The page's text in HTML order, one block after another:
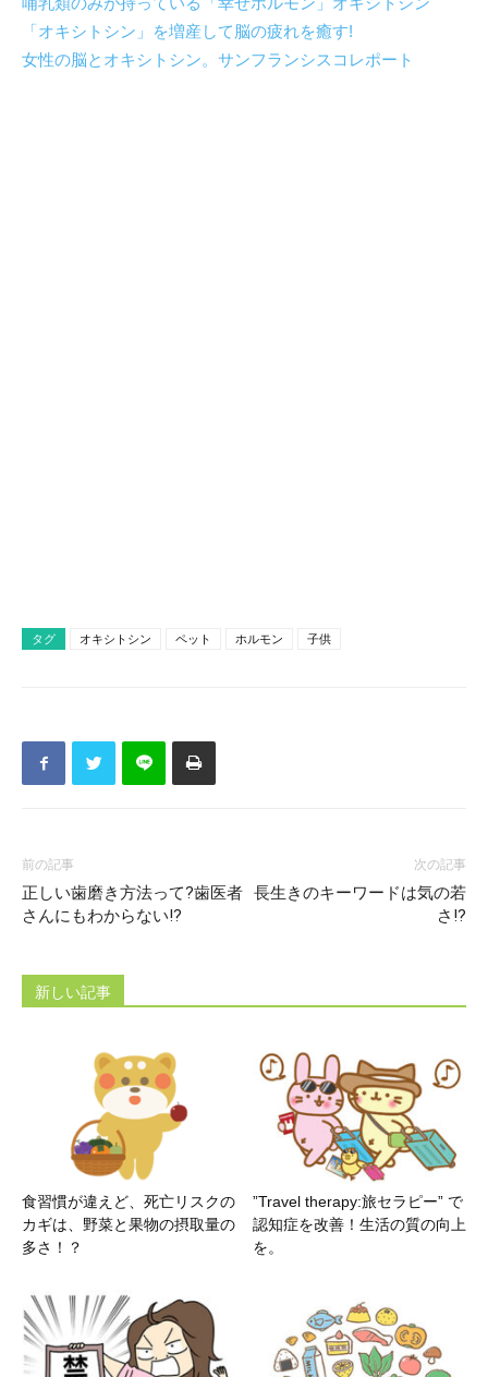
「オキシトシン」を増産して脳の疲れを癒す!
女性の脳とオキシトシン。サンフランシスコレポート
タグ オキシトシン ペット ホルモン 子供
前の記事
正しい歯磨き方法って?歯医者
さんにもわからない!?
次の記事
長生きのキーワードは気の若
さ!?
新しい記事
食習慣が違えど、死亡リスクの
カギは、野菜と果物の摂取量の
多さ！？
”Travel therapy:旅セラピー” で
認知症を改善！生活の質の向上
を。